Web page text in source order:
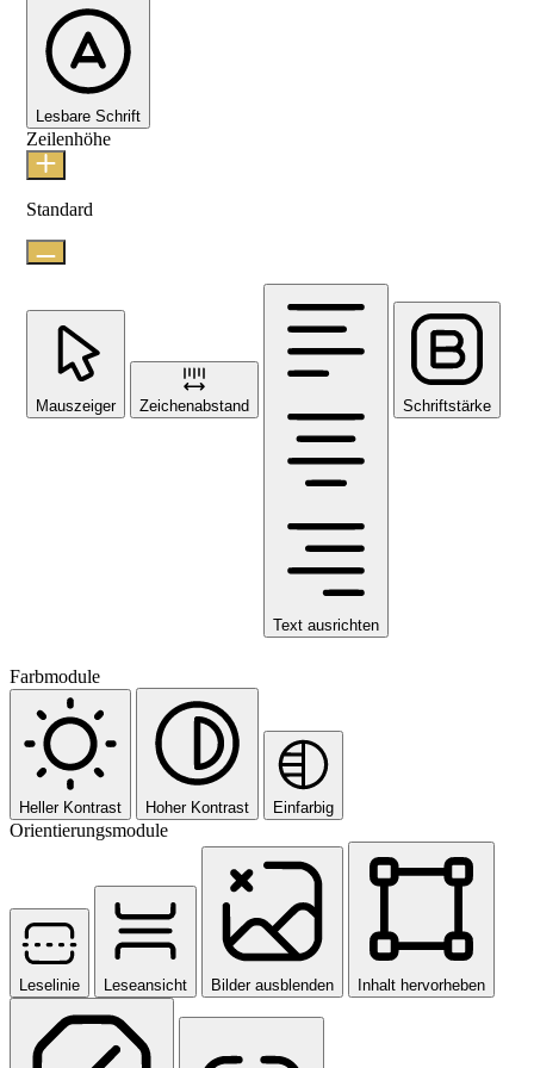
Lesbare Schrift
Zeilenhöhe
Standard
Mauszeiger Zeichenabstand
Text ausrichten
Schriftstärke
Farbmodule
Heller Kontrast Hoher Kontrast Einfarbig
Orientierungsmodule
Leselinie Leseansicht Bilder ausblenden Inhalt hervorheben